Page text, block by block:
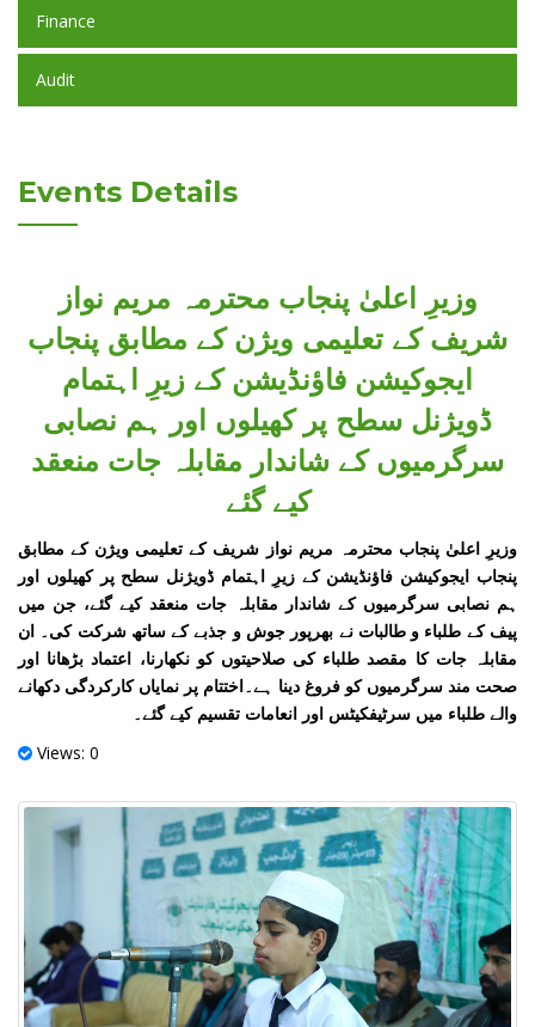
Finance
Audit
Events Details
وزیرِ اعلیٰ پنجاب محترمہ مریم نواز
شریف کے تعلیمی ویژن کے مطابق پنجاب
ایجوکیشن فاؤنڈیشن کے زیرِ اہتمام
ڈویژنل سطح پر کھیلوں اور ہم نصابی
سرگرمیوں کے شاندار مقابلہ جات منعقد
کیے گئے
وزیرِ اعلیٰ پنجاب محترمہ مریم نواز شریف کے تعلیمی ویژن کے مطابق
پنجاب ایجوکیشن فاؤنڈیشن کے زیرِ اہتمام ڈویژنل سطح پر کھیلوں اور
ہم نصابی سرگرمیوں کے شاندار مقابلہ جات منعقد کیے گئے، جن میں
پیف کے طلباء و طالبات نے بھرپور جوش و جذبے کے ساتھ شرکت کی۔ ان
مقابلہ جات کا مقصد طلباء کی صلاحیتوں کو نکھارنا، اعتماد بڑھانا اور
صحت مند سرگرمیوں کو فروغ دینا ہے۔اختتام پر نمایاں کارکردگی دکھانے
والے طلباء میں سرٹیفکیٹس اور انعامات تقسیم کیے گئے۔
Views: 0